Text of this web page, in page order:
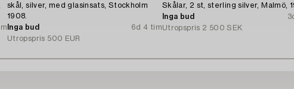
skål, silver, med glasinsats, Stockholm
1908.
Inga bud
6d 4 tim
Utropspris 500 EUR
Skålar, 2 st, sterling silver, Malmö,
Inga bud
Utropspris 2 500 SEK